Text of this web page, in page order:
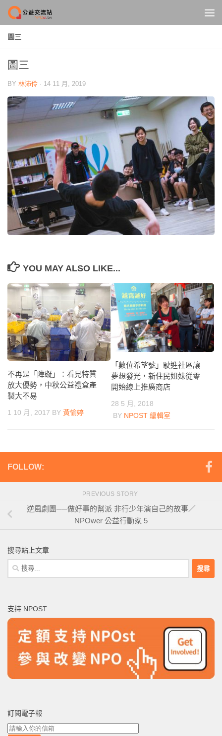
Skip to content
圖三
圖三
BY 林沛伶 · 14 11 月, 2019
YOU MAY ALSO LIKE...
不再是「障礙」：看見特質
放大優勢，中秋公益禮盒產
製大不易
1 10 月, 2017 BY 黃愉婷
「數位希望號」駛進社區讓
夢想發光，新住民姐妹從零
開始線上推廣商店
28 5 月, 2018
BY NPOST 編輯室
FOLLOW:
PREVIOUS STORY
逆風劇團──做好事的幫派 非行少年演自己的故事／
NPOwer 公益行動家 5
搜尋站上文章
搜
尋
字:
支持 NPOST
訂閱電子報